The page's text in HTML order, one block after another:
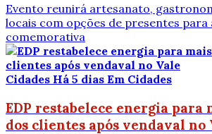
Evento reunirá artesanato,
locais com opções de presentes para
comemorativa
Cidades Há 5 dias Em Cidades
EDP restabelece energia para
dos clientes após vendaval no